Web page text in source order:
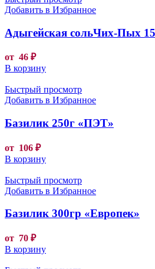
Добавить в Избранное
Адыгейская сольЧих-Пых
от 46 ₽
В корзину
Быстрый просмотр
Добавить в Избранное
Базилик 250г «ПЭТ»
от 106 ₽
В корзину
Быстрый просмотр
Добавить в Избранное
Базилик 300гр «Европек»
от 70 ₽
В корзину